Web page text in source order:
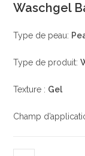
Waschgel
Type de peau:
Type de produit:
Texture : Gel
Champ